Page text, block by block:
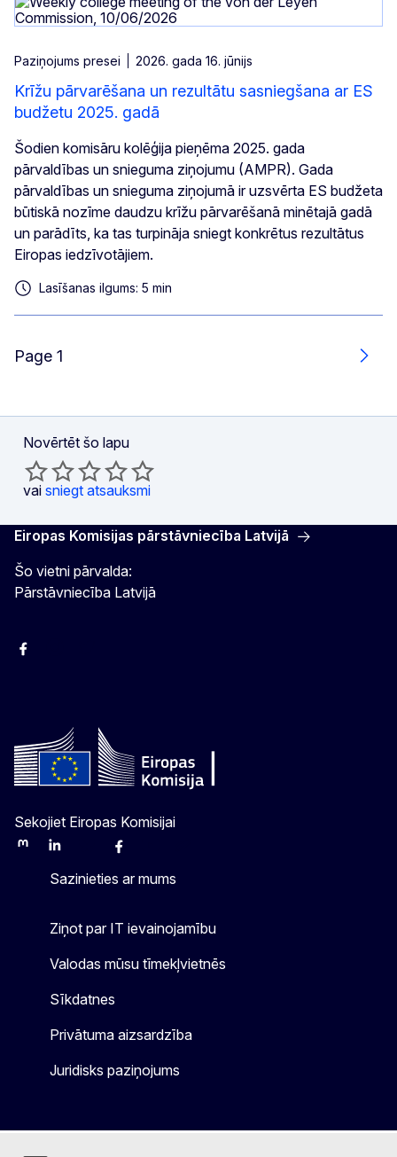
Paziņojums presei 2026. gada 16. jūnijs
Krīžu pārvarēšana un rezultātu sasniegšana ar ES
budžetu 2025. gadā
Šodien komisāru kolēģija pieņēma 2025. gada
pārvaldības un snieguma ziņojumu (AMPR). Gada
pārvaldības un snieguma ziņojumā ir uzsvērta ES budžeta
būtiskā nozīme daudzu krīžu pārvarēšanā minētajā gadā
un parādīts, ka tas turpināja sniegt konkrētus rezultātus
Eiropas iedzīvotājiem.
Lasīšanas ilgums: 5 min
Page 1
Novērtēt šo lapu
vai sniegt atsauksmi
Eiropas Komisijas pārstāvniecība Latvijā
Šo vietni pārvalda:
Pārstāvniecība Latvijā
Facebook
Sekojiet Eiropas Komisijai
MastodonLinkedInBlueskyFacebook
Sazinieties ar mums
Ziņot par IT ievainojamību
Valodas mūsu tīmekļvietnēs
Sīkdatnes
Privātuma aizsardzība
Juridisks paziņojums